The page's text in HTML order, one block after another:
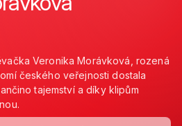
Veronika Morávková, rozená
českého veřejnosti dostala
tajemství a díky klipům